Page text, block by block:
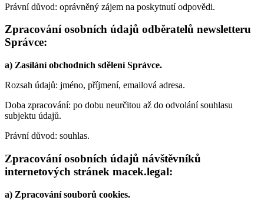
Právní důvod: oprávněný zájem na poskytnutí odpovědi.
Zpracování osobních údajů odběratelů newsletteru
Správce:
a) Zasílání obchodních sdělení Správce.
Rozsah údajů: jméno, příjmení, emailová adresa.
Doba zpracování: po dobu neurčitou až do odvolání souhlasu
subjektu údajů.
Právní důvod: souhlas.
Zpracování osobních údajů návštěvníků
internetových stránek macek.legal:
a) Zpracování souborů cookies.